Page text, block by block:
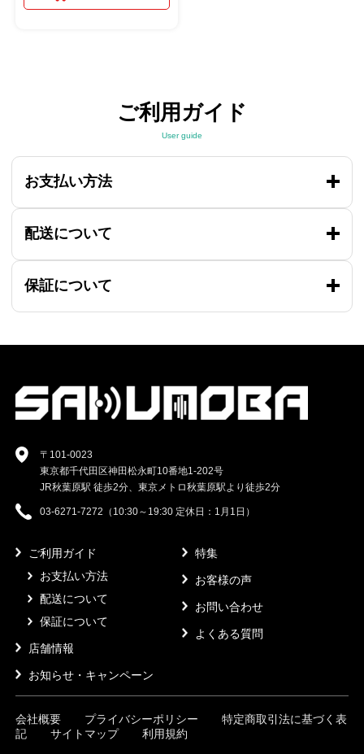
ご利用ガイド
User guide
お支払い方法
配送について
保証について
〒101-0023
東京都千代田区神田松永町10番地1-202号
JR秋葉原駅 徒歩2分、東京メトロ秋葉原駅より徒歩2分
03-6271-7272（10:30～19:30 定休日：1月1日）
ご利用ガイド
お支払い方法
配送について
保証について
店舗情報
お知らせ・キャンペーン
特集
お客様の声
お問い合わせ
よくある質問
会社概要 プライバシーポリシー
特定商取引法に基づく表
記
サイトマップ 利用規約